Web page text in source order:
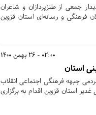
جمعی از طنزپردازان و شاعران
فرهنگی و رسانه‌ای استان قزوین
02:00 - 26 بهمن 1400
استان
جبهه فرهنگی اجتماعی انقلاب
استان قزوین اقدام به برگزاری